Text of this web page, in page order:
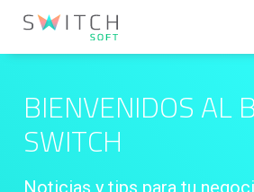
Inicio
BIENVENIDOS AL
SWITCH
Noticias y tips para tu